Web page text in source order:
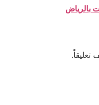
بالرياض
تعليقاً.